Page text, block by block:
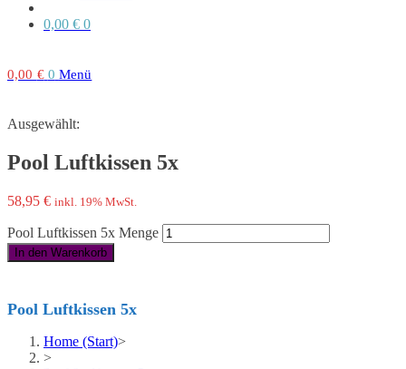
0,00 € 0
0,00 € 0 Menü
Ausgewählt:
Pool Luftkissen 5x
58,95 € inkl. 19% MwSt.
Pool Luftkissen 5x Menge
In den Warenkorb
Pool Luftkissen 5x
Home (Start)>
>